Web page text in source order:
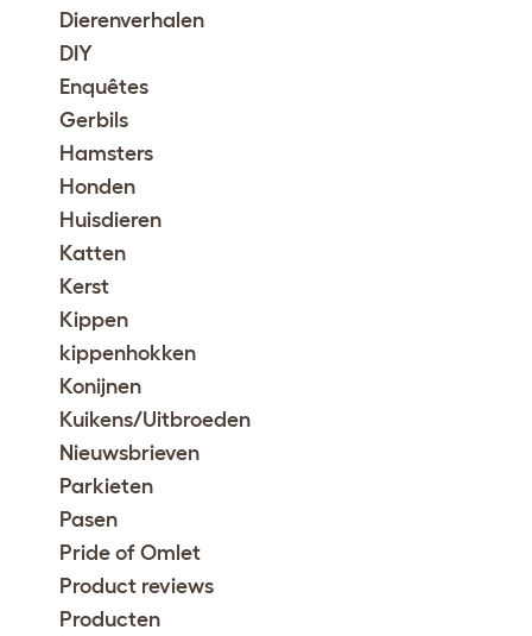
Dierenverhalen
DIY
Enquêtes
Gerbils
Hamsters
Honden
Huisdieren
Katten
Kerst
Kippen
kippenhokken
Konijnen
Kuikens/Uitbroeden
Nieuwsbrieven
Parkieten
Pasen
Pride of Omlet
Product reviews
Producten